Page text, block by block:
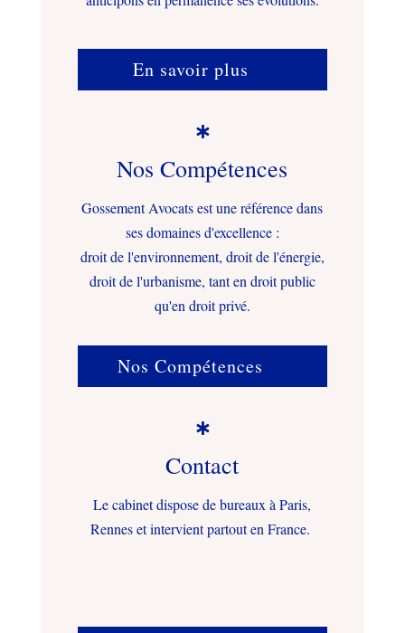
En savoir plus

Nos Compétences
Gossement Avocats est une référence dans
ses domaines d'excellence :
droit de l'environnement, droit de l'énergie,
droit de l'urbanisme, tant en droit public
qu'en droit privé.
Nos Compétences

Contact
Le cabinet dispose de bureaux à Paris,
Rennes et intervient partout en France.